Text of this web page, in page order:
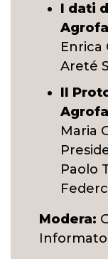
I dati
Enrica
Areté
Il
Maria
Paolo
Modera: